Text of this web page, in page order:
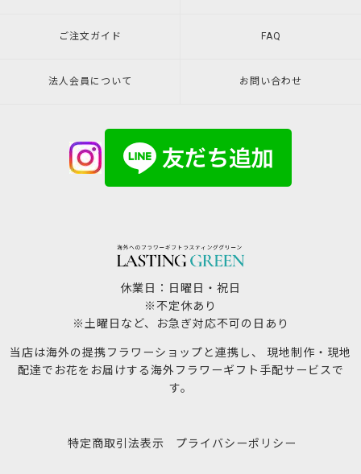
ご注文ガイド FAQ
法人会員について お問い合わせ
休業日：日曜日・祝日
※不定休あり
※土曜日など、お急ぎ対応不可の日あり
当店は海外の提携フラワーショップと連携し、 現地制作・現地
配達でお花をお届けする海外フラワーギフト手配サービスで
す。
特定商取引法表示 プライバシーポリシー